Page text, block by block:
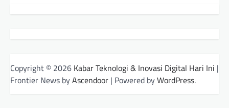
Copyright © 2026 Kabar Teknologi & Inovasi Digital Hari Ini |
Frontier News byAscendoor | Powered byWordPress.